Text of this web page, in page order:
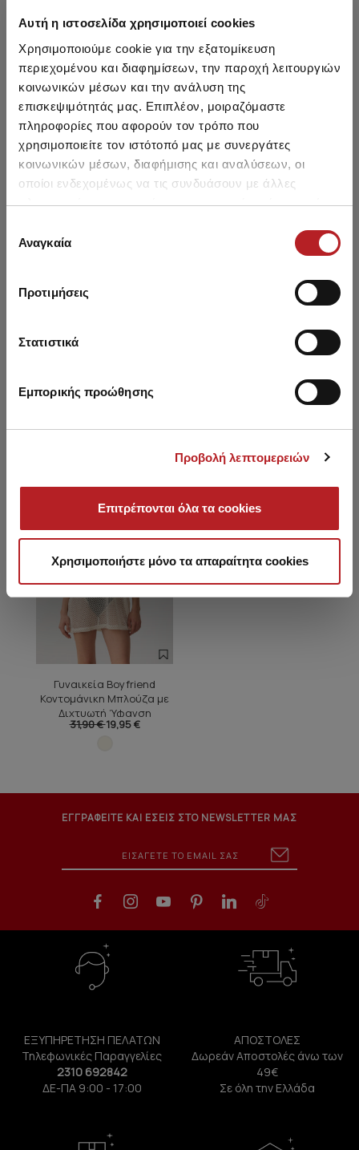
Αυτή η ιστοσελίδα χρησιμοποιεί cookies
Χρησιμοποιούμε cookie για την εξατομίκευση
περιεχομένου και διαφημίσεων, την παροχή λειτουργιών
κοινωνικών μέσων και την ανάλυση της
επισκεψιμότητάς μας. Επιπλέον, μοιραζόμαστε
πληροφορίες που αφορούν τον τρόπο που
χρησιμοποιείτε τον ιστότοπό μας με συνεργάτες
κοινωνικών μέσων, διαφήμισης και αναλύσεων, οι
οποίοι ενδεχομένως να τις συνδυάσουν με άλλες
πληροφορίες που τους έχετε παραχωρήσει ή τις οποίες
των υπηρεσιών τους.
συγκατάθεσης
Αναγκαία
Προτιμήσεις
Στατιστικά
Εμπορικής προώθησης
Προβολή λεπτομερειών
Επιτρέπονται όλα τα cookies
Χρησιμοποιήστε μόνο τα απαραίτητα cookies
NEW
Διχτυωτή Ύφανση
NEW
Γυναικεία Boyfriend
Κοντομάνικη Μπλούζα με
Διχτυωτή Ύφανση
31,90 €19,95 €
ΕΓΓΡΑΦΕΙΤΕ ΚΑΙ ΕΣΕΙΣ ΣΤΟ NEWSLETTER ΜΑΣ
ΕΞΥΠΗΡΕΤΗΣΗ ΠΕΛΑΤΩΝ
Τηλεφωνικές Παραγγελίες
2310 692842
ΔΕ-ΠΑ 9:00 - 17:00
ΑΠΟΣΤΟΛΕΣ
Δωρεάν Αποστολές άνω των
49€
Σε όλη την Ελλάδα